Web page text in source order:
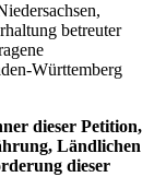
betreuter
Württemberg
dieser Petition,
Ländlichen
dieser